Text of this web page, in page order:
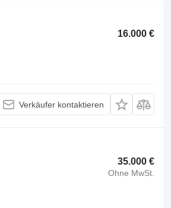
16.000 €
Verkäufer kontaktieren
35.000 €
Ohne MwSt.